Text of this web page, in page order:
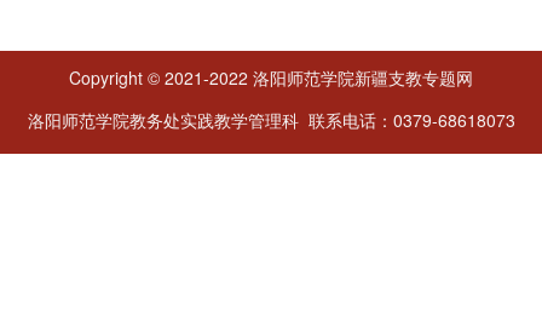
Copyright © 2021-2022 洛阳师范学院新疆支教专题网
洛阳师范学院教务处实践教学管理科 联系电话：0379-68618073